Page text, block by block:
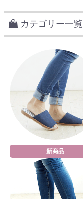
カテゴリー一覧
新商品